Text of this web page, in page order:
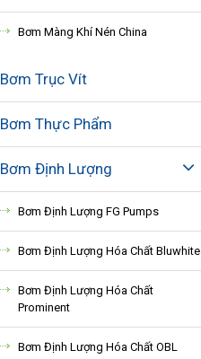
Bơm Màng Khí Nén China
Bơm Trục Vít
Bơm Thực Phẩm
Bơm Định Lượng
Bơm Định Lượng FG Pumps
Bơm Định Lượng Hóa Chất Bluwhite
Bơm Định Lượng Hóa Chất
Prominent
Bơm Định Lượng Hóa Chất OBL